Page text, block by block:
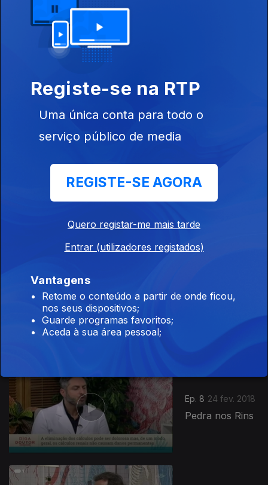
Ep. 11
Envelhecimento
Ativo
Ep. 10
Ep. 8 24 fev. 2018
Pedra nos Rins
Registe-se na RTP
Uma única conta para todo o
serviço público de media
REGISTE-SE AGORA
Quero registar-me mais tarde
Entrar (utilizadores registados)
Vantagens
Retome o conteúdo a partir de onde ficou,
nos seus dispositivos;
Guarde programas favoritos;
Aceda à sua área pessoal;